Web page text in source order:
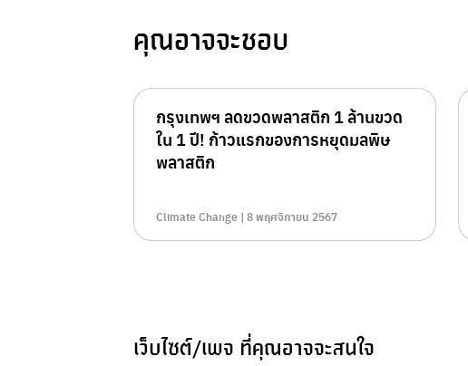
คุณอาจจะชอบ
กรุงเทพฯ​ ลดขวดพลาสติก 1 ล้านขวด
ใน 1 ปี! ก้าวแรกของการหยุดมลพิษ
พลาสติก
Climate Change | 8 พฤศจิกายน 2567
เว็บไซต์/เพจ ที่คุณอาจจะสนใจ